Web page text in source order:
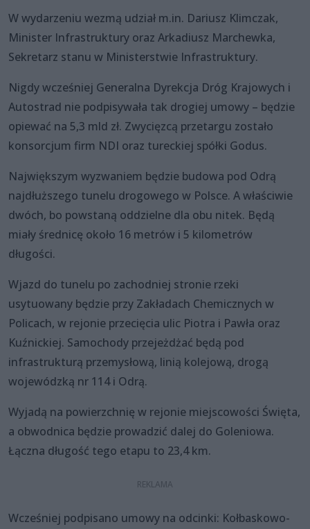
W wydarzeniu wezmą udział m.in. Dariusz Klimczak,
Minister Infrastruktury oraz Arkadiusz Marchewka,
Sekretarz stanu w Ministerstwie Infrastruktury.
Nigdy wcześniej Generalna Dyrekcja Dróg Krajowych i
Autostrad nie podpisywała tak drogiej umowy – będzie
opiewać na 5,3 mld zł. Zwycięzcą przetargu zostało
konsorcjum firm NDI oraz tureckiej spółki Godus.
Największym wyzwaniem będzie budowa pod Odrą
najdłuższego tunelu drogowego w Polsce. A właściwie
dwóch, bo powstaną oddzielne dla obu nitek. Będą
miały średnicę około 16 metrów i 5 kilometrów
długości.
Wjazd do tunelu po zachodniej stronie rzeki
usytuowany będzie przy Zakładach Chemicznych w
Policach, w rejonie przecięcia ulic Piotra i Pawła oraz
Kuźnickiej. Samochody przejeżdżać będą pod
infrastrukturą przemysłową, linią kolejową, drogą
wojewódzką nr 114 i Odrą.
Wyjadą na powierzchnię w rejonie miejscowości Święta,
a obwodnica będzie prowadzić dalej do Goleniowa.
Łączna długość tego etapu to 23,4 km.
Wcześniej podpisano umowy na odcinki: Kołbaskowo-